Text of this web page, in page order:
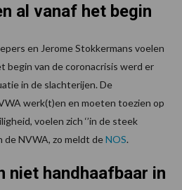
al vanaf het begin
en Jerome Stokkermans voelen
begin van de coronacrisis werd er
in de slachterijen. De
werk(t)en en moeten toezien op
voelen zich ‘’in de steek
de NVWA, zo meldt deNOS.
niet handhaafbaar in